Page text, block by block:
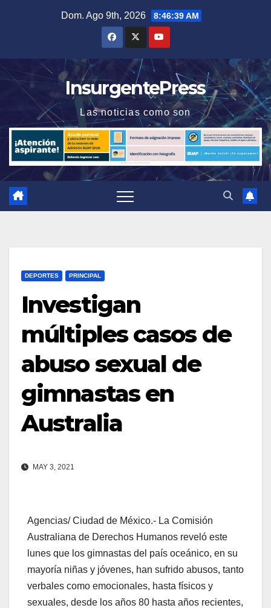
Dom. Ago 9th, 2026 8:46:39 AM
InsurgentePress
Las noticias como son
DEPORTES PRINCIPAL
Investigan
múltiples casos de
abuso sexual de
gimnastas en
Australia
MAY 3, 2021
Agencias/ Ciudad de México.- La Comisión
Australiana de Derechos Humanos reveló este
lunes que los gimnastas del país oceánico, en su
mayoría niñas y jóvenes, han sufrido abusos, tanto
verbales como emocionales, hasta físicos y
sexuales, desde los años 80 hasta años recientes,